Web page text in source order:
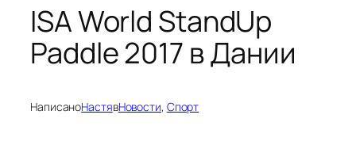
ISA World StandUp
Paddle 2017 в Дании
НаписаноНастявНовости, Спорт